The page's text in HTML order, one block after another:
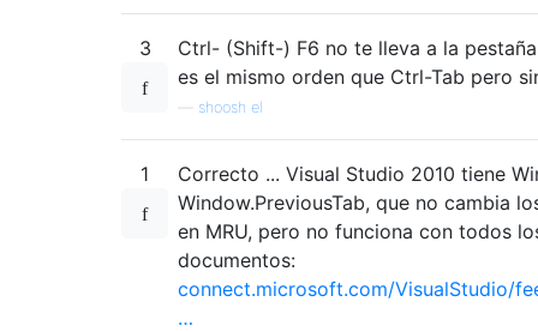
3
Ctrl- (Shift-) F6 no te lleva a la
es el mismo orden que Ctrl-Tab pero
shoosh el
1
Correcto ... Visual Studio 2010 tiene
Window.PreviousTab, que no cambia
​​en MRU, pero no funciona con todos
documentos:
connect.microsoft.com/VisualStudio/
…